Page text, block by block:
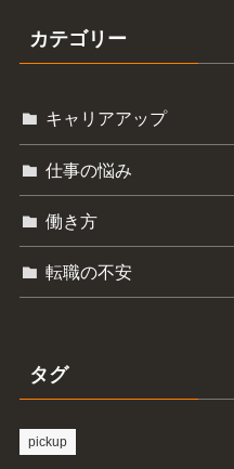
カテゴリー
キャリアアップ
仕事の悩み
働き方
転職の不安
タグ
pickup